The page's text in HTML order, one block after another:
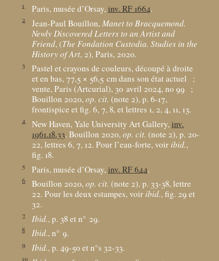
1 Paris, musée d’Orsay,inv. RF 1664.
2 Jean-Paul Bouillon,Manet to Bracquemond.
Newly Discovered Letters to an Artist and
Friend, (The Fondation Custodia. Studies in the
History of Art, 2), Paris, 2020.
3
Pastel et crayons de couleurs, découpé à droite
et en bas, 77,5 × 56,5 cm dans son état actuel
;
vente, Paris (Artcurial), 30 avril 2024, no 99
;
Bouillon 2020,op. cit. (note 2), p. 6-17,
frontispice et fig. 6, 7, 8, et lettres 1, 2, 4, 11, 13.
4 New Haven, Yale University Art Gallery,inv.
1961.18.33. Bouillon 2020,op. cit. (note 2), p. 20-
22, lettres 6, 7, 12. Pour l’eau-forte, voir ibid.,
fig. 18.
5 Paris, musée d’Orsay,inv. RF 644.
6 Bouillon 2020,op. cit. (note 2), p. 33-38, lettre
22. Pour les deux estampes, voir ibid., fig. 29 et
32.
7 Ibid., p. 38 et n° 29.
8 Ibid., n° 9.
9 Ibid., p. 49-50 et n°s 32-33.
10